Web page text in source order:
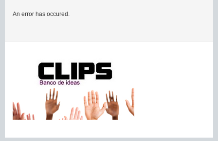
An error has occured.